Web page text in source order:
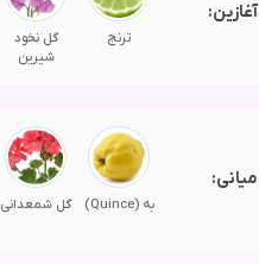
ترنج
گل نخود
شیرین
به (Quince) گل شمعدانی